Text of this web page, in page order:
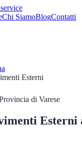
Chi SiamoBlogContatti
Esterni
di Varese
Esterni